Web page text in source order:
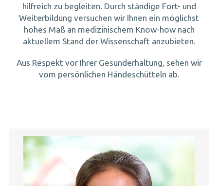
hilfreich zu begleiten. Durch ständige Fort- und
Weiterbildung versuchen wir Ihnen ein möglichst
hohes Maß an medizinischem Know-how nach
aktuellem Stand der Wissenschaft anzubieten.
Aus Respekt vor Ihrer Gesunderhaltung, sehen wir
vom persönlichen Händeschütteln ab.